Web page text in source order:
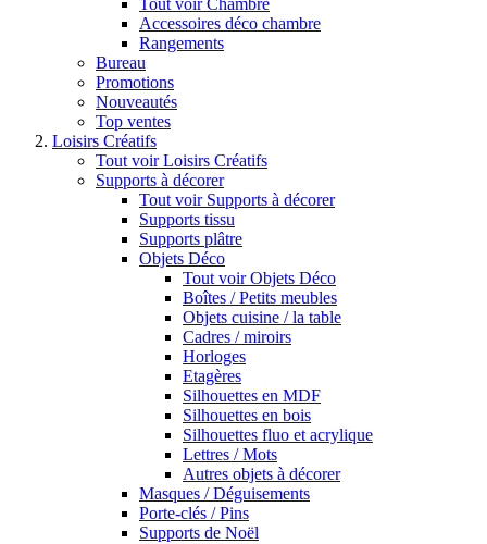
Tout voir Chambre
Accessoires déco chambre
Rangements
Bureau
Promotions
Nouveautés
Top ventes
Loisirs Créatifs
Tout voir Loisirs Créatifs
Supports à décorer
Tout voir Supports à décorer
Supports tissu
Supports plâtre
Objets Déco
Tout voir Objets Déco
Boîtes / Petits meubles
Objets cuisine / la table
Cadres / miroirs
Horloges
Etagères
Silhouettes en MDF
Silhouettes en bois
Silhouettes fluo et acrylique
Lettres / Mots
Autres objets à décorer
Masques / Déguisements
Porte-clés / Pins
Supports de Noël